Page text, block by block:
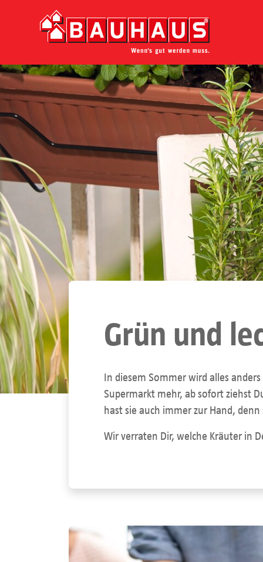
Grün und
In diesem Sommer wird alles
Supermarkt mehr, ab sofort ziehst
hast sie auch immer zur Hand,
Wir verraten Dir, welche Kräuter in